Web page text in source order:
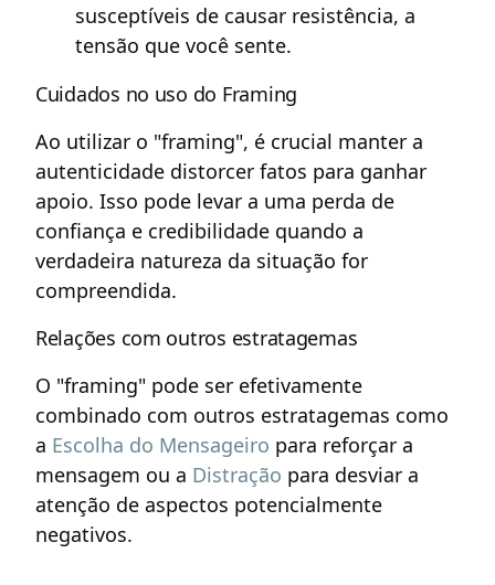
susceptíveis de causar resistência, a
tensão que você sente.
Cuidados no uso do Framing
Ao utilizar o "framing", é crucial manter a
autenticidade distorcer fatos para ganhar
apoio. Isso pode levar a uma perda de
confiança e credibilidade quando a
verdadeira natureza da situação for
compreendida.
Relações com outros estratagemas
O "framing" pode ser efetivamente
combinado com outros estratagemas como
a Escolha do Mensageiro para reforçar a
mensagem ou a Distração para desviar a
atenção de aspectos potencialmente
negativos.